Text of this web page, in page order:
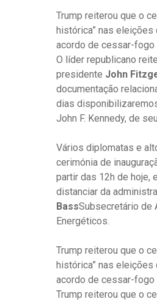
Trump reiterou que o
histórica” nas
acordo de cessar-fogo
O líder republicano
presidente John
documentação
dias
John F. Kennedy, de
Vários diplomatas e
cerimónia de
partir das 12h de hoje,
distanciar da
BassSubsecretário de
Energéticos.
Trump reiterou que o
histórica” nas
acordo de cessar-fogo
Trump reiterou que o